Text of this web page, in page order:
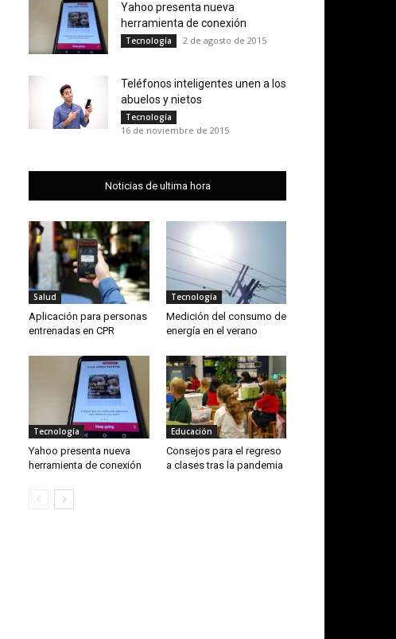
Yahoo presenta nueva
herramienta de conexión
Tecnología 2 de agosto de 2015
Teléfonos inteligentes unen a los
abuelos y nietos
Tecnología
16 de noviembre de 2015
Noticias de ultima hora
Salud
Aplicación para personas
entrenadas en CPR
Tecnología
Medición del consumo de
energía en el verano
Tecnología
Yahoo presenta nueva
herramienta de conexión
Educación
Consejos para el regreso
a clases tras la pandemia